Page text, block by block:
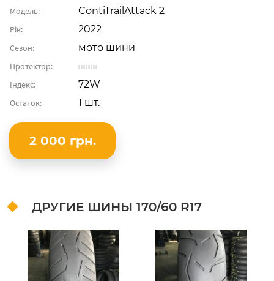
Модель: ContiTrailAttack 2
Рік: 2022
Сезон: мото шини
Протектор:
Індекс:
72W
Остаток: 1 шт.
2 000 грн.
ДРУГИЕ ШИНЫ 170/60 R17